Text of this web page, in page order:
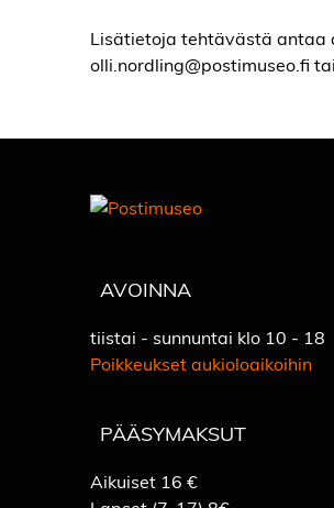
Lisätietoja tehtävästä antaa
olli.nordling@postimuseo.fi
AVOINNA
tiistai - sunnuntai klo 10 - 18
Poikkeukset aukioloaikoihin
PÄÄSYMAKSUT
Aikuiset 16 €